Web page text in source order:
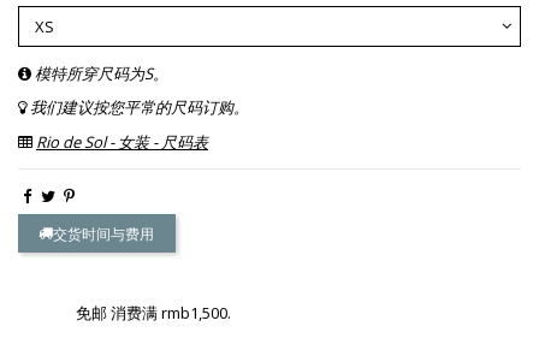
模特所穿尺码为S。
我们建议按您平常的尺码订购。
Rio de Sol - 女装 - 尺码表
交货时间与费用
免邮 消费满 rmb1,500.